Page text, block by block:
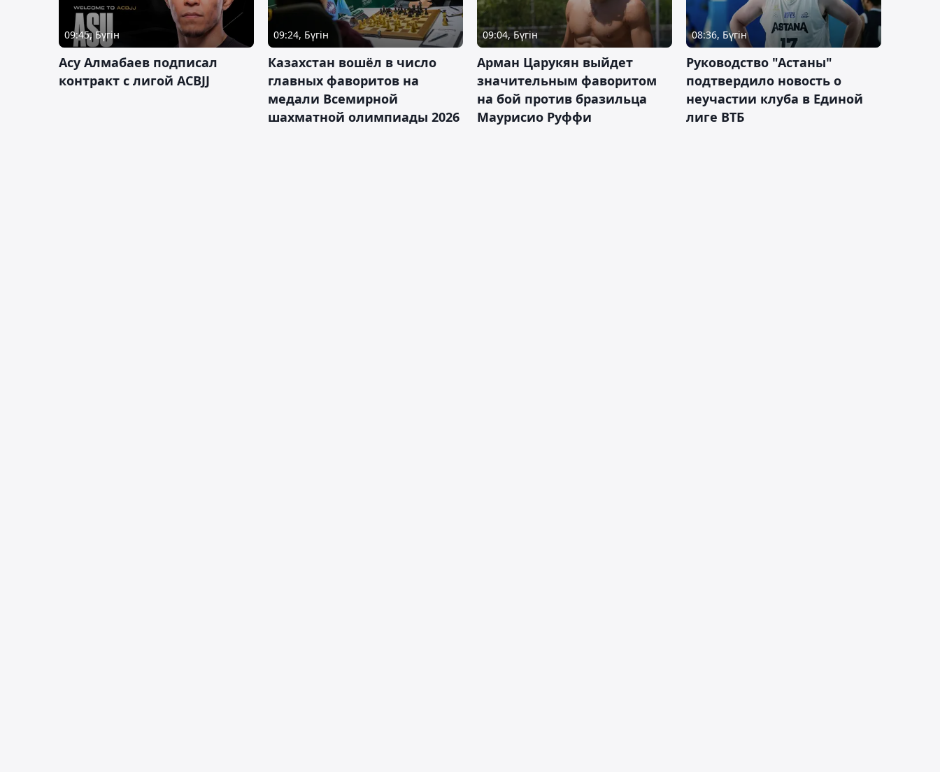
09:45, Бүгін
Асу Алмабаев подписал
контракт с лигой ACBJJ
09:24, Бүгін
Казахстан вошёл в число
главных фаворитов на
медали Всемирной
шахматной олимпиады 2026
09:04, Бүгін
Арман Царукян выйдет
значительным фаворитом
на бой против бразильца
Маурисио Руффи
08:36, Бүгін
Руководство "Астаны"
подтвердило новость о
неучастии клуба в Единой
лиге ВТБ